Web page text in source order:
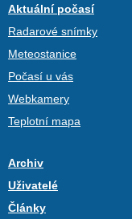
Aktuální počasí
Radarové snímky
Meteostanice
Počasí u vás
Webkamery
Teplotní mapa
Archiv
Uživatelé
Články